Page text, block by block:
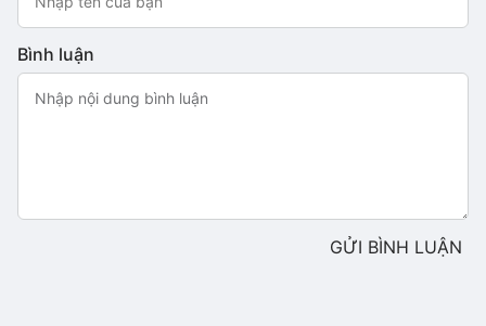
Bình luận
GỬI BÌNH LUẬN